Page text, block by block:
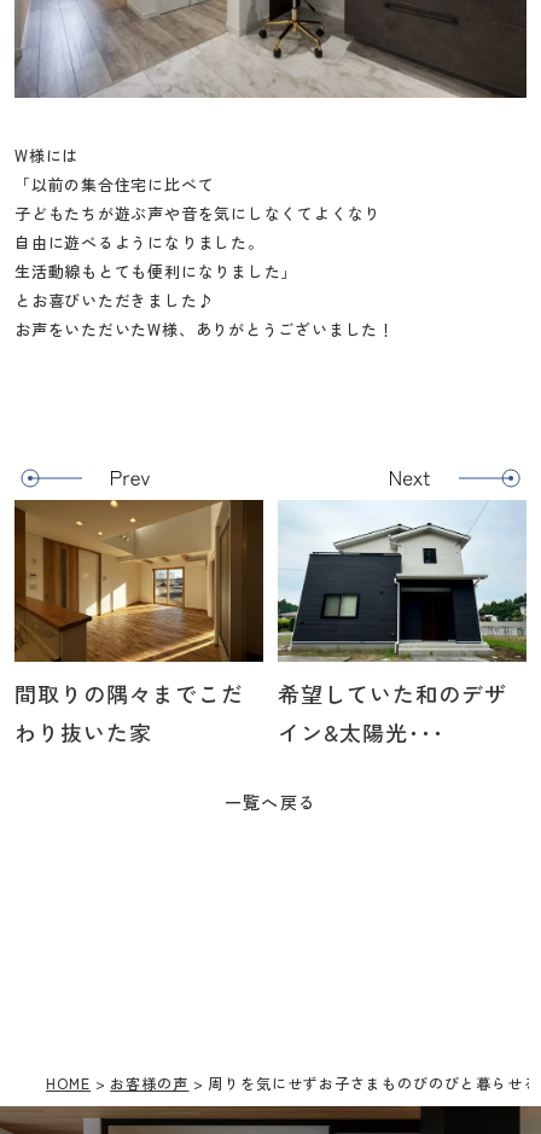
W様には
「以前の集合住宅に比べて
子どもたちが遊ぶ声や音を気にしなくてよくなり
自由に遊べるようになりました。
生活動線もとても便利になりました」
とお喜びいただきました♪
お声をいただいたW様、ありがとうございました！
間取りの隅々までこだ
わり抜いた家
一覧へ戻る
希望していた和のデザ
イン&太陽光･･･
HOME お客様の声 周りを気にせずお子さまものびのびと暮らせ